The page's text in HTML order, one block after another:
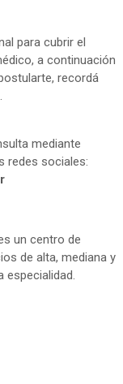
para cubrir el
a continuación
recordá
mediante
redes sociales:
un centro de
de alta, mediana y
especialidad.